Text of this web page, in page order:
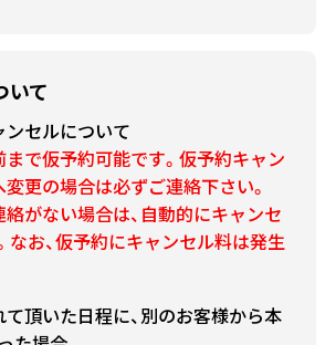
いて
ンセルについて
で仮予約可能です。仮予約キャン
変更の場合は必ずご連絡下さい。
がない場合は、自動的にキャンセ
なお、仮予約にキャンセル料は発生
て頂いた日程に、別のお客様から本